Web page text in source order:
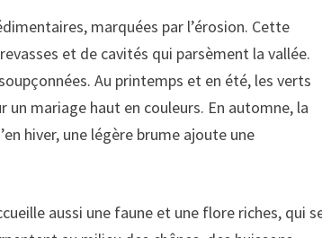
marquées par l’érosion. Cette
et de cavités qui parsèment la vallée.
Au printemps et en été, les verts
mariage haut en couleurs. En automne, la
hiver, une légère brume ajoute une
aussi une faune et une flore riches, qui